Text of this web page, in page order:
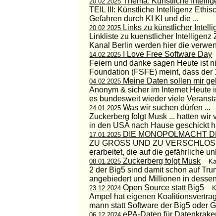
TEIL III: Künstliche Intelligenz
Gefahren durch KI KI und die ...
20.02.2025 Links zu künstlicher
Linkliste zu kuenstlicher Intelligenz
Kanal Berlin werden hier die
14.02.2025 I Love Free Software Day
Feiern und danke sagen Heute ist
Foundation (FSFE) meint, dass der
04.02.2025 Meine Daten sollen mir
Anonym & sicher im Internet Heute
es bundesweit wieder viele
24.01.2025 Was wir suchen dürfen ...
Zuckerberg folgt Musk ... hatten
in den USA nach Hause geschickt
17.01.2025 DIE MONOPOLMACHT
ZU GROSS UND ZU
erarbeitet, die auf die gefährliche
08.01.2025 Zuckerberg folgt Musk
2 der Big5 sind damit schon auf
angebiedert und Millionen in
23.12.2024 Open Source statt Big5
Ampel hat eigenen
mann statt Software der Big5 oder